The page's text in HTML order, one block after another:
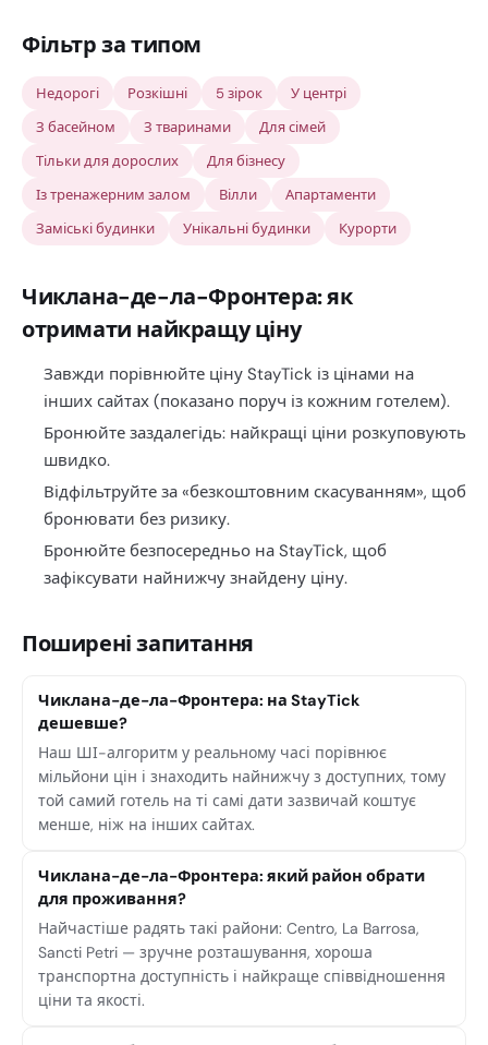
Фільтр за типом
Недорогі Розкішні 5 зірок
У центрі
З басейном
З тваринами
Для сімей
Тільки для дорослих
Для бізнесу
Із тренажерним залом
Вілли
Апартаменти
Заміські будинки
Унікальні будинки Курорти
Чиклана-де-ла-Фронтера: як
отримати найкращу ціну
Завжди порівнюйте ціну StayTick із цінами на
інших сайтах (показано поруч із кожним готелем).
Бронюйте заздалегідь: найкращі ціни розкуповують
швидко.
Відфільтруйте за «безкоштовним скасуванням», щоб
бронювати без ризику.
Бронюйте безпосередньо на StayTick, щоб
зафіксувати найнижчу знайдену ціну.
Поширені запитання
Чиклана-де-ла-Фронтера: на StayTick
дешевше?
Наш ШІ-алгоритм у реальному часі порівнює
мільйони цін і знаходить найнижчу з доступних, тому
той самий готель на ті самі дати зазвичай коштує
менше, ніж на інших сайтах.
Чиклана-де-ла-Фронтера: який район обрати
для проживання?
Найчастіше радять такі райони: Centro, La Barrosa,
Sancti Petri — зручне розташування, хороша
транспортна доступність і найкраще співвідношення
ціни та якості.